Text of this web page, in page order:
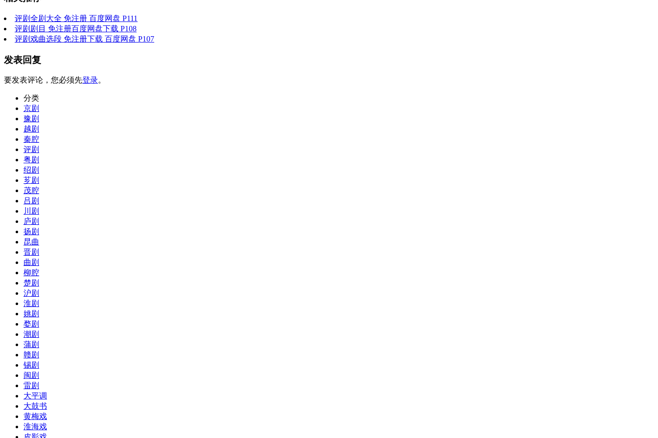
评剧全剧大全 免注册 百度网盘 P111
评剧剧目 免注册百度网盘下载 P108
评剧戏曲选段 免注册下载 百度网盘 P107
发表回复
要发表评论，您必须先登录。
分类
京剧
豫剧
越剧
秦腔
评剧
粤剧
绍剧
芗剧
茂腔
吕剧
川剧
庐剧
扬剧
昆曲
晋剧
曲剧
柳腔
楚剧
沪剧
淮剧
姚剧
婺剧
潮剧
蒲剧
赣剧
锡剧
闽剧
雷剧
大平调
大鼓书
黄梅戏
淮海戏